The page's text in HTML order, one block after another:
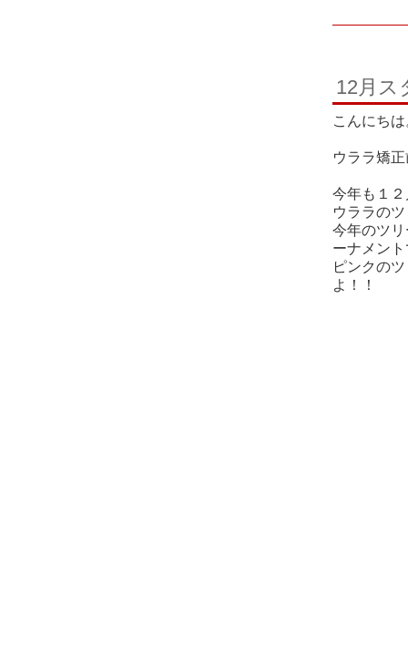
12月
こんにち
ウララ矯
今年も１
ウララの
今年のツ
ーナメン
ピンクの
よ！！